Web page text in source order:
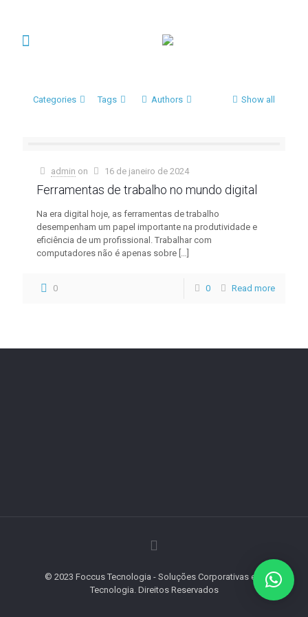
Categories Tags Authors Show all
admin on 16 de janeiro de 2024
Ferramentas de trabalho no mundo digital
Na era digital hoje, as ferramentas de trabalho
desempenham um papel importante na produtividade e
eficiência de um profissional. Trabalhar com
computadores não é apenas sobre […]
0 0 Read more
© 2023 Foccus Tecnologia - Soluções Corporativas em
Tecnologia. Direitos Reservados